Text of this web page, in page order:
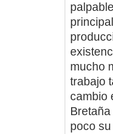
mucho
trabajo
cambio
poco